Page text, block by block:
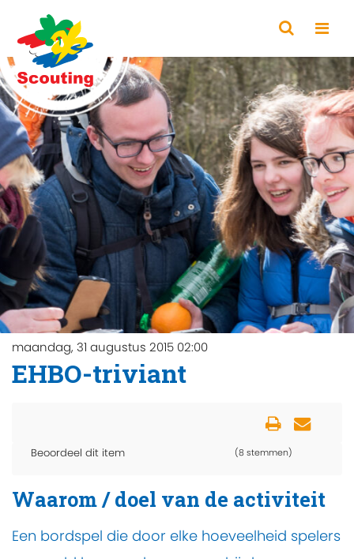
maandag, 31 augustus 2015 02:00
EHBO-triviant
Beoordeel dit item (8 stemmen)
Waarom / doel van de activiteit
Een bordspel die door elke hoeveelheid spelers